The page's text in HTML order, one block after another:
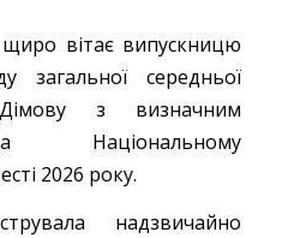
щиро вітає випускницю
загальної середньої
з визначним
Національному
2026 року.
надзвичайно